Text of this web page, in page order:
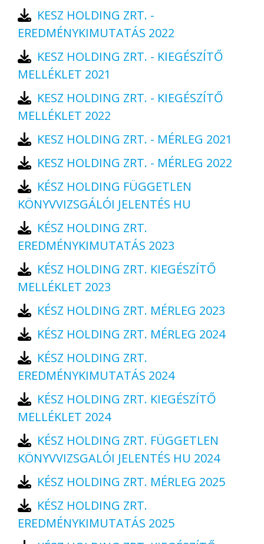
KESZ HOLDING ZRT. -
EREDMÉNYKIMUTATÁS 2022
KESZ HOLDING ZRT. - KIEGÉSZÍTŐ
MELLÉKLET 2021
KESZ HOLDING ZRT. - KIEGÉSZÍTŐ
MELLÉKLET 2022
KESZ HOLDING ZRT. - MÉRLEG 2021
KESZ HOLDING ZRT. - MÉRLEG 2022
KÉSZ HOLDING FÜGGETLEN
KÖNYVVIZSGÁLÓI JELENTÉS HU
KÉSZ HOLDING ZRT.
EREDMÉNYKIMUTATÁS 2023
KÉSZ HOLDING ZRT. KIEGÉSZÍTŐ
MELLÉKLET 2023
KÉSZ HOLDING ZRT. MÉRLEG 2023
KÉSZ HOLDING ZRT. MÉRLEG 2024
KÉSZ HOLDING ZRT.
EREDMÉNYKIMUTATÁS 2024
KÉSZ HOLDING ZRT. KIEGÉSZÍTŐ
MELLÉKLET 2024
KÉSZ HOLDING ZRT. FÜGGETLEN
KÖNYVVIZSGALÓI JELENTÉS HU 2024
KÉSZ HOLDING ZRT. MÉRLEG 2025
KÉSZ HOLDING ZRT.
EREDMÉNYKIMUTATÁS 2025